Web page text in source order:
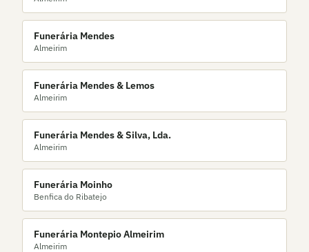
Funerária Mendes
Almeirim
Funerária Mendes & Lemos
Almeirim
Funerária Mendes & Silva, Lda.
Almeirim
Funerária Moinho
Benfica do Ribatejo
Funerária Montepio Almeirim
Almeirim